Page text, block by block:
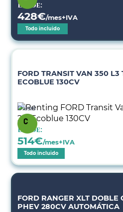
Desde:
428€/mes+IVA
Todo incluido
FORD TRANSIT VAN 350 L3
ECOBLUE 130CV
Diésel
Desde:
514€/mes+IVA
Todo incluido
FORD RANGER XLT DOBLE
PHEV 280CV AUTOMÁTICA